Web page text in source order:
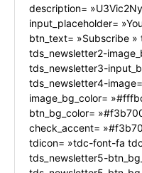
description=
input_placeholder=
btn_text= »Subscribe »
tds_newsletter2-
tds_newsletter3-
tds_newsletter4-
image_bg_color=
btn_bg_color=
check_accent=
tdicon= »tdc-font-fa
tds_newsletter5-